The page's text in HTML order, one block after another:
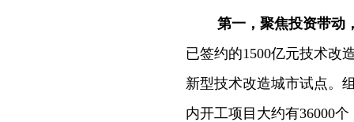
第一，聚焦投资带动
已签约的1500亿元技术改
新型技术改造城市试点。
内开工项目大约有36000